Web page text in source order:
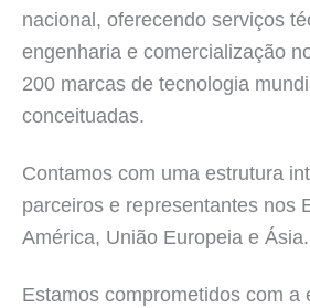
nacional, oferecendo serviços
engenharia e comercialização
200 marcas de tecnologia
conceituadas.
Contamos com uma estrutura
parceiros e representantes nos
América, União Europeia e Ásia.
Estamos comprometidos com a